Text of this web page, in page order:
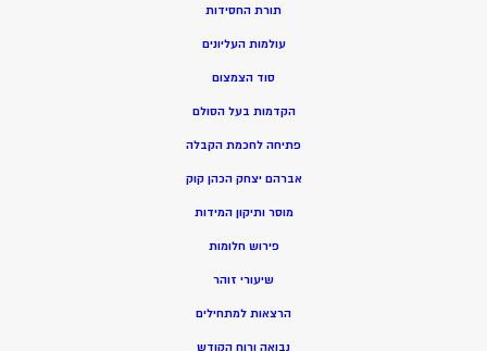
תורת החסידות
עולמות העליונים
סוד הצמצום
הקדמות בעל הסולם
פתיחה לחכמת הקבלה
אברהם יצחק הכהן קוק
מוסר ותיקון המידות
פירוש חלומות
שיעורי זוהר
הרצאות למתחילים
נבואה ורוח הקודש